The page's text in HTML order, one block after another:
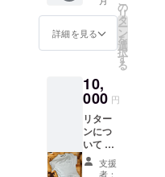
中挽き
内容
3,000
円〜ト
リップ
コー
飲み比
べ）＋
お礼状
名称：
BUDDY
心を込
めてリ
ターン
をご用
一杯の
コー
ヒー
と、未
来への
物語
を、ぜ
ひ一緒
詳細を見る
の
リ
タ
ー
ン
を
選
択
す
る
10,
000 円
リター
ンにつ
いて 私
たちの
想いに
支援
者：